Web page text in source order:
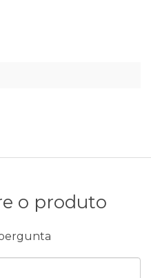
o produto